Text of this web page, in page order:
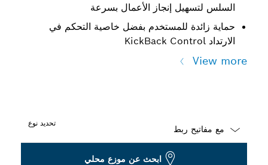
السلس لتسهيل إنجاز الأعمال بسرعة
حماية زائدة للمستخدم بفضل خاصية التحكم في
الارتداد KickBack Control
View more
تحديد نوع
ابحث عن موزع محلي